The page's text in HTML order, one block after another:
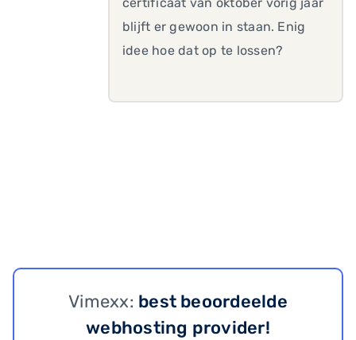
blijft er gewoon in staan. Enig
idee hoe dat op te lossen?
Vimexx: best beoordeelde
webhosting provider!